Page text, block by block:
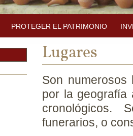
PROTEGER EL PATRIMONIO
Lugares
Son numerosos
por la geografía
cronológicos.
funerarios, o